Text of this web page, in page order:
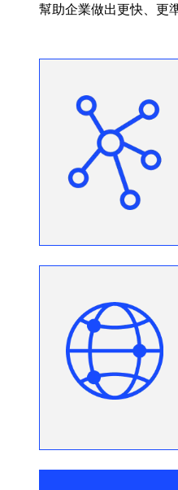
幫助企業做出更快、更